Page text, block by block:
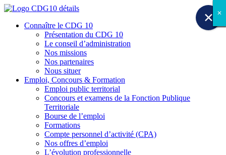
Connaître le CDG 10
Présentation du CDG 10
Le conseil d’administration
Nos missions
Nos partenaires
Nous situer
Emploi, Concours & Formation
Emploi public territorial
Concours et examens de la Fonction Publique
Territoriale
Bourse de l’emploi
Formations
Compte personnel d’activité (CPA)
Nos offres d’emploi
L’évolution professionnelle
✕ ✕
✕
✕
✕
✕
✕
✕
✕